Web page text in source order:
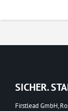
SICHER.
Firstlead GmbH,